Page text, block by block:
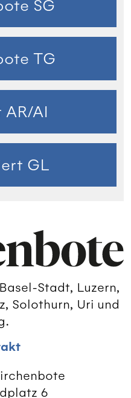
SG
TG
AI
GL
Stadt, Luzern,
Solothurn, Uri und
6